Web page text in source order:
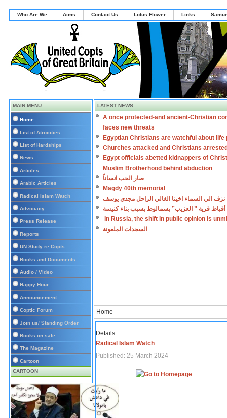
Who Are We Aims Contact Us Lotus Flower Links
MAIN MENU
Home
List of Atrocities
List of Hardships
News
Articles
Arabic Articles
Radical Islam Watch
Advocacy
Press Release
Reports
UN Study re Copts
Books and Documents
Audio / Video
Happy Hour
Announcement
Coptic Forum
Join us/ Standing Order
Books on sale
The Magazine
Cartoon
CARTOON
LATEST NEWS
A once protected-and ancient-Christian
faces new threats
Egyptian Christians are watchful about life
Churches attacked and Christians
Egypt officials abetted kidnappers of
Muslim Brotherhood behind abduction
صار الحب انساناً
Magdy 40th memorial
نزف الي السماء اخينا الغالي الراحل مجدي يوسف
أقباط قرية ” العزيب” بسمالوط بسبب بناء كنيسة
In Russia, the shift in public opinion is
السجدات الملعونة
Home
Details
Radical Islam Watch
Published: 25 March 2024